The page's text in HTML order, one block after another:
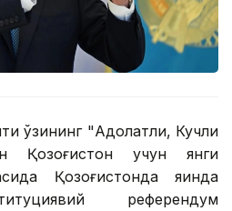
ўзининг "Адолатли, Кучли
Қозоғистон учун янги
Қозоғистонда яқинда
референдум